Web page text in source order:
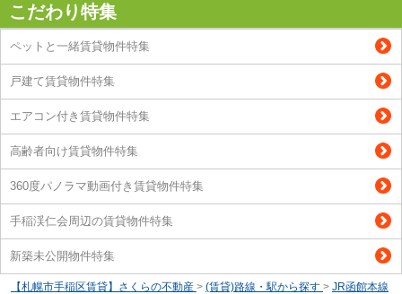
こだわり特集
ペットと一緒賃貸物件特集
戸建て賃貸物件特集
エアコン付き賃貸物件特集
高齢者向け賃貸物件特集
360度パノラマ動画付き賃貸物件特集
手稲渓仁会周辺の賃貸物件特集
新築未公開物件特集
【札幌市手稲区賃貸】さくらの不動産 > (賃貸)路線・駅から探す > JR函館本線